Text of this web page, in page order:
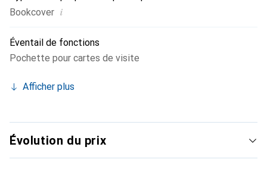
Bookcover i
Éventail de fonctions
Pochette pour cartes de visite
Afficher plus
Évolution du prix